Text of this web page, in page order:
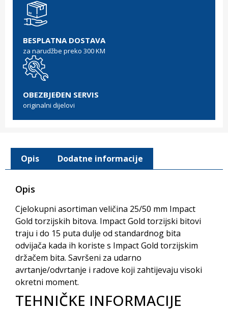
BESPLATNA DOSTAVA
za narudžbe preko 300 KM
OBEZBJEĐEN SERVIS
originalni dijelovi
Opis Dodatne informacije
Opis
Cjelokupni asortiman veličina 25/50 mm Impact
Gold torzijskih bitova. Impact Gold torzijski bitovi
traju i do 15 puta dulje od standardnog bita
odvijača kada ih koriste s Impact Gold torzijskim
držačem bita. Savršeni za udarno
avrtanje/odvrtanje i radove koji zahtijevaju visoki
okretni moment.
TEHNIČKE INFORMACIJE